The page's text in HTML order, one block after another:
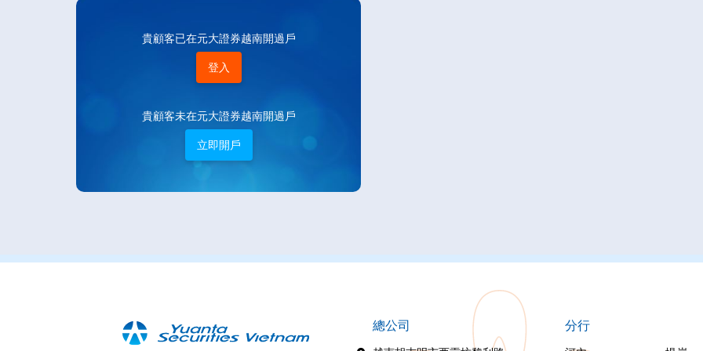
貴顧客已在元大證券越南開過戶
登入
貴顧客未在元大證券越南開過戶
立即開戶
總公司 分行